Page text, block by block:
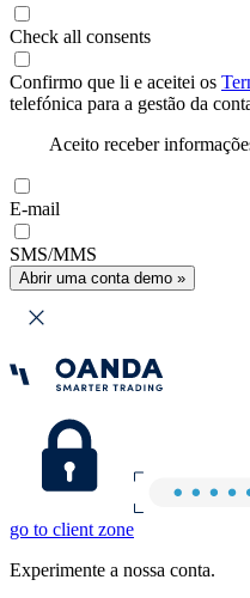
Check all consents
Confirmo que li e aceitei os
telefónica para a gestão da
Aceito receber
E-mail
SMS/MMS
Abrir uma conta demo »
go to client zone
Experimente a nossa conta.